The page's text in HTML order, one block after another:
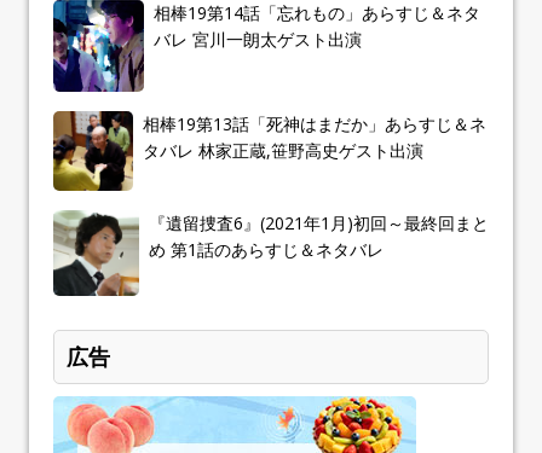
相棒19第14話「忘れもの」あらすじ＆ネタ
バレ 宮川一朗太ゲスト出演
相棒19第13話「死神はまだか」あらすじ＆ネ
タバレ 林家正蔵,笹野高史ゲスト出演
『遺留捜査6』(2021年1月)初回～最終回まと
め 第1話のあらすじ＆ネタバレ
広告